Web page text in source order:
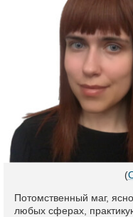
(
Потомственный маг,
любых сферах,